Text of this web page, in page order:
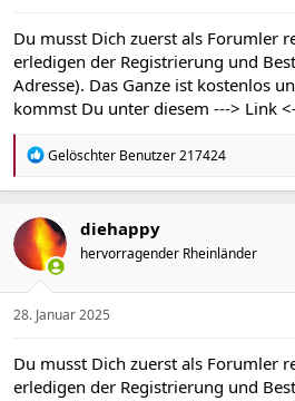
Du musst Dich zuerst als Forumler
erledigen der Registrierung und
Adresse). Das Ganze ist kostenlos
kommst Du unter diesem ---> Link
R
a
t
i
o
n
e
n
Gelöschter Benutzer 217424
diehappy
hervorragender Rheinländer
28. Januar 2025
Du musst Dich zuerst als Forumler
erledigen der Registrierung und